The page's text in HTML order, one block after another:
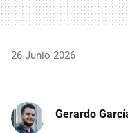
26 Junio 2026
Gerardo